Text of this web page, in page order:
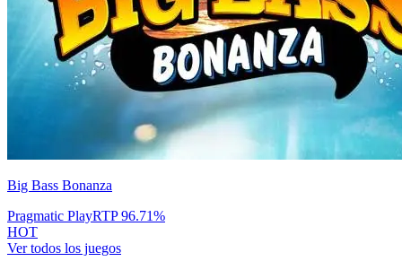
Big Bass Bonanza
Pragmatic PlayRTP96.71%
HOT
Ver todos los juegos